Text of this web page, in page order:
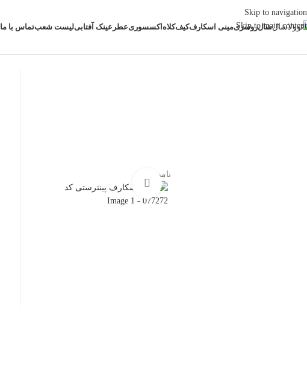
Skip to navigation
Skip to main content
شالروسریمینی اسکارفکیفکلاه اکسسوریعطر عینک آفتابیلیست شعبتماس با ما
ناموجود
بزرگنمایی تصویر